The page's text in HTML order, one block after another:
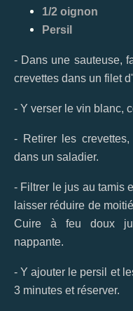
1/2 oignon
Persil
- Dans une sauteuse,
crevettes dans un filet
- Y verser le vin blanc,
- Retirer les
dans un saladier.
- Filtrer le jus au tamis
laisser réduire de
Cuire à feu doux
nappante.
- Y ajouter le persil et
3 minutes et réserver.